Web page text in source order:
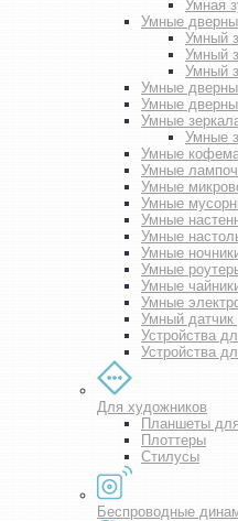
Умная
Умные
Умный
Умный
Умный
Умные
Умные
Умные
Умные
Умные
Умные
Умные
Умные
Умные
Умные
Умные
Умные
Умные
Умные
Умный
Устройства
Устройства
Для художников
Планшеты
Плоттеры
Стилусы
Беспроводные